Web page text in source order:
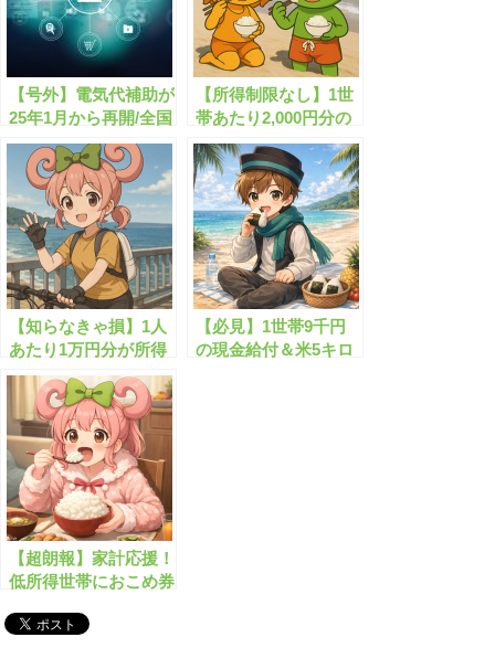
【号外】電気代補助が
25年1月から再開/全国
の電気代給付金まとめ
【所得制限なし】1世
帯あたり2,000円分の
お米クーポン券が無料
配布されます！
【知らなきゃ損】1人
あたり1万円分が所得
制限なしで給付されま
す！
【必見】1世帯9千円
の現金給付＆米5キロ
【超朗報】家計応援！
低所得世帯におこめ券